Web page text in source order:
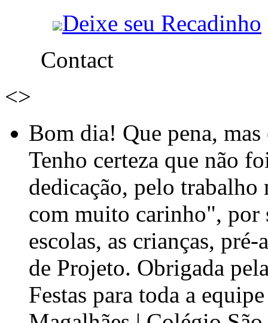
Deixe seu Recadinho
Contact
<>
Bom dia! Que pena,
Tenho certeza que não
dedicação, pelo
com muito carinho", por
escolas, as crianças, pré-
de Projeto. Obrigada
Festas para toda a